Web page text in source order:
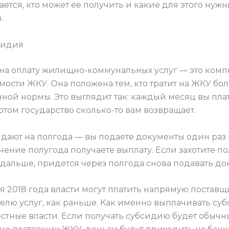
кто может ее получить и какие для этого
оплату жилищно-коммунальных услуг — это
ЖКУ. Она положена тем, кто тратит на ЖКУ
нормы. Это выглядит так: каждый месяц вы
государство сколько-то вам возвращает.
на полгода — вы подаете документы один
полугода получаете выплату. Если захотите
придется через полгода снова подавать
2018 года власти могут платить напрямую
услуг, как раньше. Как именно выплачивать
власти. Если получать субсидию будет